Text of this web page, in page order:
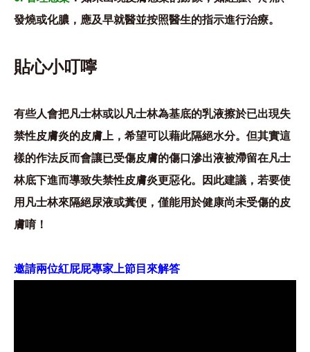
發燒或化膿，應及早就醫並按照醫生的指示進行治療。
貼心小叮嚀
有些人會把凡士林或以凡士林為基底的乳液擦於已出現失
禁性皮膚炎的皮膚上，希望可以藉此隔絕水分。但其實這
樣的作法反而會讓已受傷皮膚的傷口滲出液被滯留在凡士
林底下進而導致失禁性皮膚炎更惡化。因此建議，若要使
用凡士林來隔絕尿液或糞便，僅能用於健康尚未受傷的皮
膚唷！
邀請兩位紅屁屁專家上節目來解答